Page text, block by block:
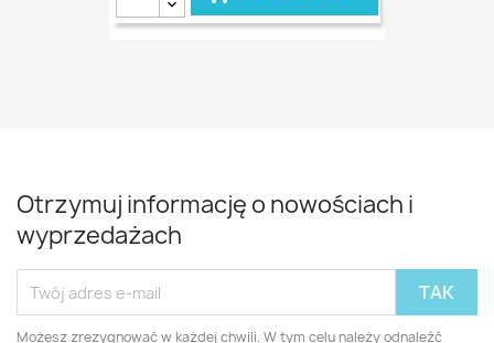
Otrzymuj informację o nowościach i
wyprzedażach
Możesz zrezygnować w każdej chwili. W tym celu należy odnaleźć